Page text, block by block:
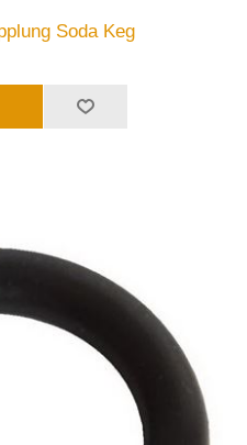
Soda Keg